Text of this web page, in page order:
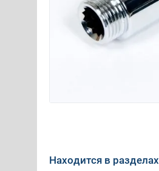
Находится в разделах